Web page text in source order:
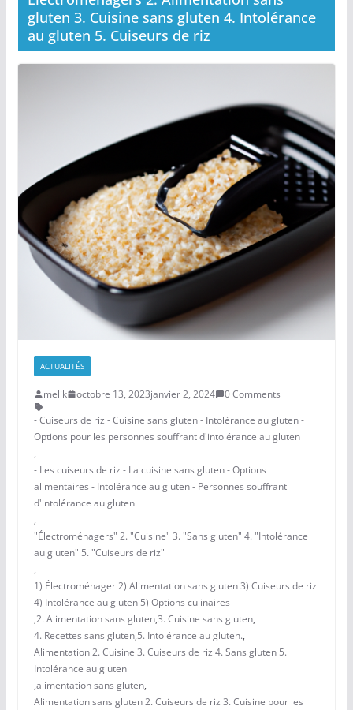
gluten 3. Cuisine sans gluten 4. Intolérance
au gluten 5. Cuiseurs de riz
ACTUALITÉS
melik octobre 13, 2023janvier 2, 2024
0 Comments
- Cuiseurs de riz - Cuisine sans gluten - Intolérance au gluten -
Options pour les personnes souffrant d'intolérance au gluten
,
- Les cuiseurs de riz - La cuisine sans gluten - Options
alimentaires - Intolérance au gluten - Personnes souffrant
d'intolérance au gluten
,
"Électroménagers" 2. "Cuisine" 3. "Sans gluten" 4. "Intolérance
au gluten" 5. "Cuiseurs de riz"
,
1) Électroménager 2) Alimentation sans gluten 3) Cuiseurs de riz
4) Intolérance au gluten 5) Options culinaires
,2. Alimentation sans gluten,3. Cuisine sans gluten,
4. Recettes sans gluten,5. Intolérance au gluten.,
Alimentation 2. Cuisine 3. Cuiseurs de riz 4. Sans gluten 5.
Intolérance au gluten
,alimentation sans gluten,
Alimentation sans gluten 2. Cuiseurs de riz 3. Cuisine pour les